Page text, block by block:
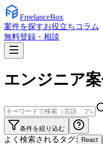
FreelanceBox
案件を探すお役立ちコラム
無料登録・相談
エンジニア
条件を絞り込む
よく検索されるタグ: React